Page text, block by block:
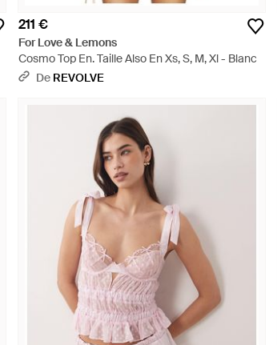
211 €
For Love & Lemons
Cosmo Top En. Taille Also En Xs, S, M, Xl - Blanc
De REVOLVE